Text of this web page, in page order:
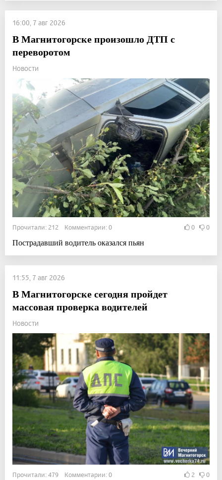
16:00, 7 авг 2026
В Магнитогорске произошло ДТП с
переворотом
Новости
Прочитали: 212 Комментарии: 0 0 0
Пострадавший водитель оказался пьян
11:55, 7 авг 2026
В Магнитогорске сегодня пройдет
массовая проверка водителей
Новости
Прочитали: 479 Комментарии: 0 2 0